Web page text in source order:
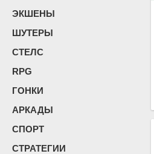
ЭКШЕНЫ
ШУТЕРЫ
СТЕЛС
RPG
ГОНКИ
АРКАДЫ
СПОРТ
СТРАТЕГИИ